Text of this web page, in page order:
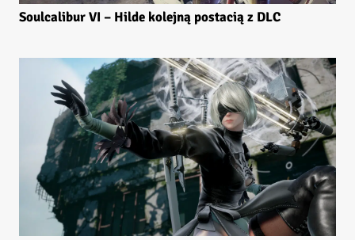
Soulcalibur VI – Hilde kolejną postacią z DLC